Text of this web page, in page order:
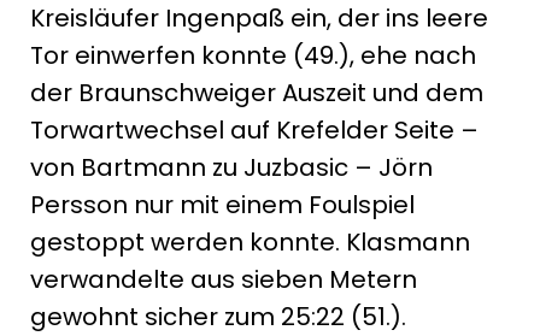
Kreisläufer Ingenpaß ein, der ins leere
Tor einwerfen konnte (49.), ehe nach
der Braunschweiger Auszeit und dem
Torwartwechsel auf Krefelder Seite –
von Bartmann zu Juzbasic – Jörn
Persson nur mit einem Foulspiel
gestoppt werden konnte. Klasmann
verwandelte aus sieben Metern
gewohnt sicher zum 25:22 (51.).